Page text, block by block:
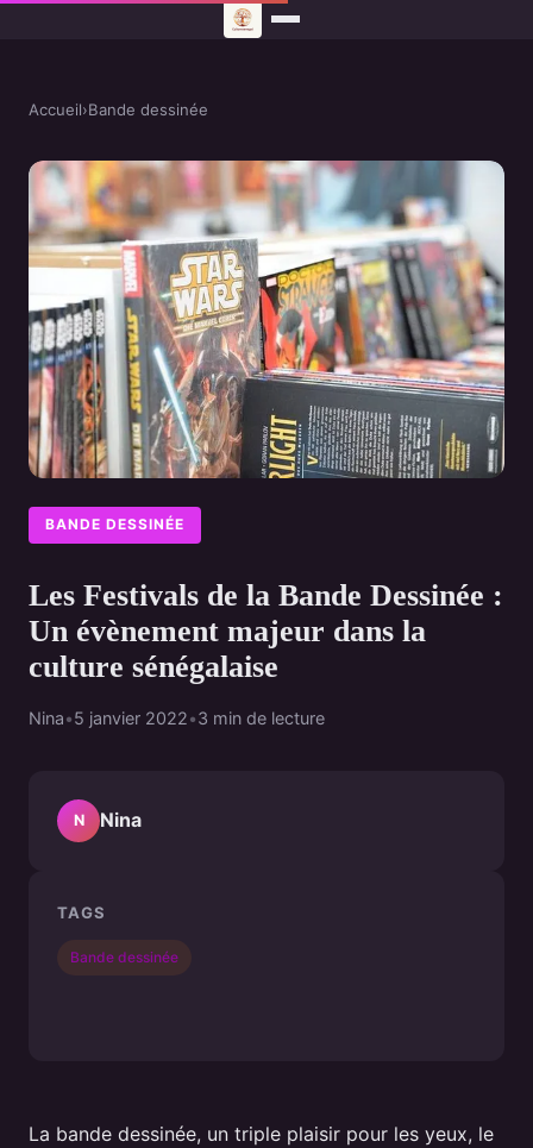
Accueil›Bande dessinée
BANDE DESSINÉE
Les Festivals de la Bande Dessinée :
Un évènement majeur dans la
culture sénégalaise
Nina•5 janvier 2022•3 min de lecture
La bande dessinée, un triple plaisir pour les yeux, le
N Nina
TAGS
Bande dessinée